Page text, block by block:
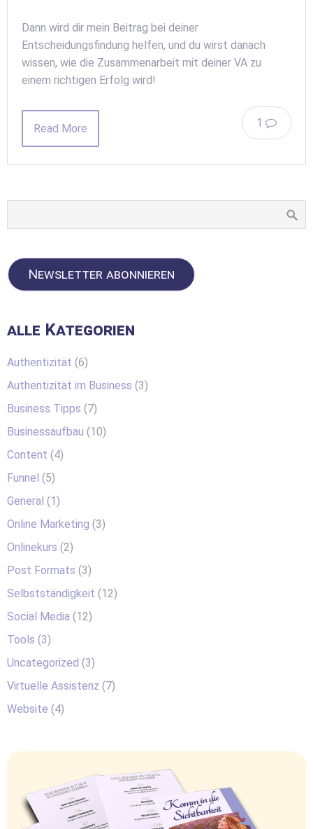
Dann wird dir mein Beitrag bei deiner
Entscheidungsfindung helfen, und du wirst danach
wissen, wie die Zusammenarbeit mit deiner VA zu
einem richtigen Erfolg wird!
1
Read More
Newsletter abonnieren
alle Kategorien
Authentizität (6)
Authentizität im Business (3)
Business Tipps (7)
Businessaufbau (10)
Content (4)
Funnel (5)
General (1)
Online Marketing (3)
Onlinekurs (2)
Post Formats (3)
Selbstständigkeit (12)
Social Media (12)
Tools (3)
Uncategorized (3)
Virtuelle Assistenz (7)
Website (4)